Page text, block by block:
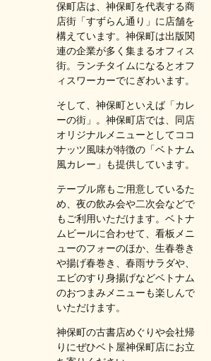
保町店は、神保町を代表する商
店街「すずらん通り」に店舗を
構えています。神保町は出版関
連の企業が多く集まるオフィス
街。ランチタイムになるとオフ
ィスワーカーでにぎわいます。
そして、神保町といえば「カレ
ーの街」。神保町店では、同店
オリジナルメニューとしてココ
ナッツ風味が特徴の「ベトナム
風カレー」も提供しています。
テーブル席もご用意しているた
め、夜の飲み会や二次会​​​​​​などで
もご利用いただけます。ベトナ
ムビールに合わせて、看板メニ
ューのフォーのほか、​​生春巻き
や揚げ春巻き、春雨サラダや、
エビのすり身揚げなどベトナム
のおつまみメニューも楽しんで
いただけます。
神保町の古書店めぐりや会社帰
りにぜひベト屋神保町店にお立